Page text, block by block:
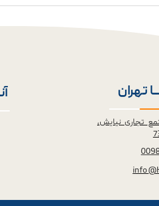
تهران
تجاری نیایش،